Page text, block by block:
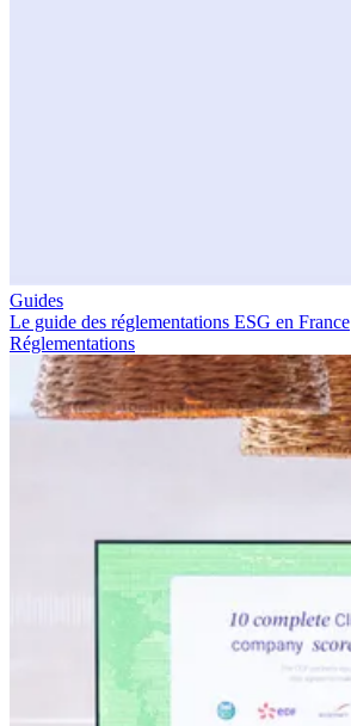
Guides
Le guide des réglementations ESG en France
Réglementations